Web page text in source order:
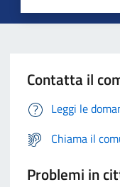
Contatta il
Leggi le
Chiama il
Problemi in